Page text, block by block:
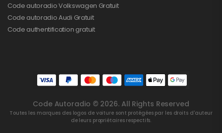
Code autoradio Volkswagen Gratuit
Code autoradio Audi Gratuit
Code authentification gratuit
Code Autoradio © 2026. All Rights Reserved
Toutes les marques des logos de voiture sont protégées par les droits d'auteur
de leurs propriétaires respectifs.